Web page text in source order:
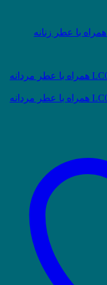
ساعت زنانه لی کوپر مدل LC07999.440 همراه با عطر زنانه